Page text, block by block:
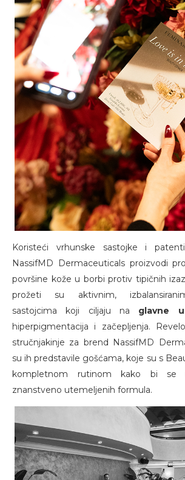
Koristeći vrhunske sastojke i
NassifMD Dermaceuticals proizvodi
površine kože u borbi protiv tipičnih
prožeti su aktivnim,
sastojcima koji ciljaju na glavne
hiperpigmentacija i začepljenja.
stručnjakinje za brend NassifMD
su ih predstavile gošćama, koje su s
kompletnom rutinom kako bi se
znanstveno utemeljenih formula.